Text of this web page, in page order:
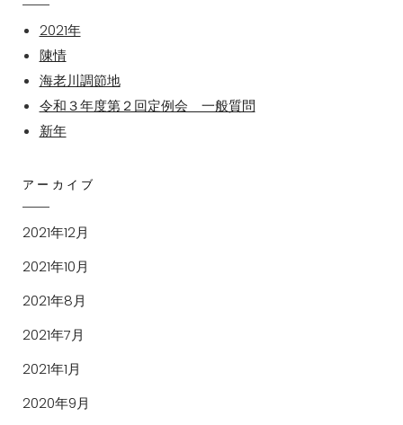
2021年
陳情
海老川調節地
令和３年度第２回定例会 一般質問
新年
アーカイブ
2021年12月
2021年10月
2021年8月
2021年7月
2021年1月
2020年9月